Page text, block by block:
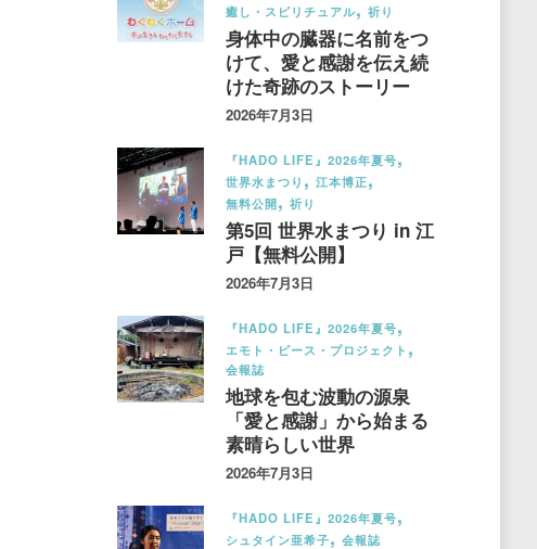
癒し・スピリチュアル
祈り
身体中の臓器に名前をつ
けて、愛と感謝を伝え続
けた奇跡のストーリー
2026年7月3日
『HADO LIFE』2026年夏号
世界水まつり
江本博正
無料公開
祈り
第5回 世界水まつり in 江
戸【無料公開】
2026年7月3日
『HADO LIFE』2026年夏号
エモト・ピース・プロジェクト
会報誌
地球を包む波動の源泉
「愛と感謝」から始まる
素晴らしい世界
2026年7月3日
『HADO LIFE』2026年夏号
シュタイン亜希子
会報誌